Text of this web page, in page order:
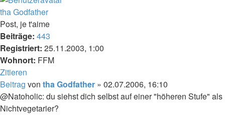
tha Godfather
Post, je t'aime
Beiträge: 443
Registriert: 25.11.2003, 1:00
Wohnort: FFM
Zitieren
Beitrag von tha Godfather » 02.07.2006, 16:10
@Natoholic: du siehst dich selbst auf einer "höheren Stufe" als
Nichtvegetarier?